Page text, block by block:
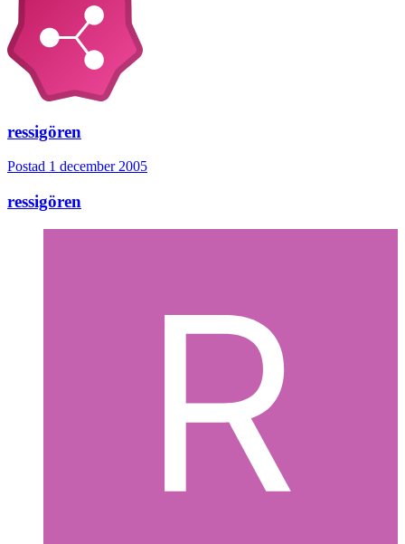
ressigören
Postad 1 december 2005
ressigören